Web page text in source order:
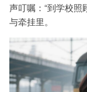
声叮嘱：“到学校照
与牵挂里。